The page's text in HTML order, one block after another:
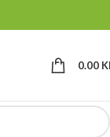
0.00